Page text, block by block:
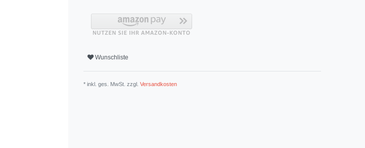
Wunschliste
* inkl. ges. MwSt. zzgl. Versandkosten